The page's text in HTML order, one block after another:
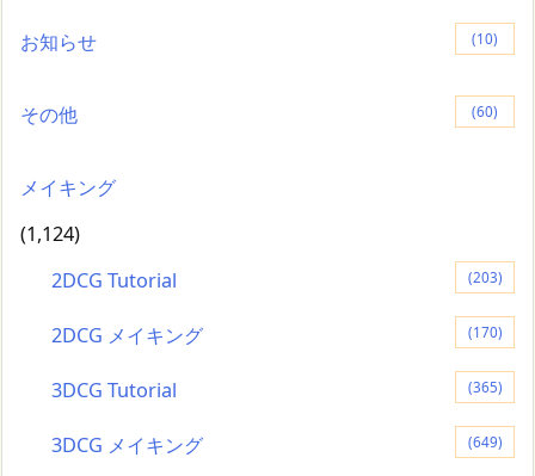
お知らせ (10)
その他 (60)
メイキング
(1,124)
2DCG Tutorial
(203)
2DCG メイキング (170)
3DCG Tutorial (365)
3DCG メイキング (649)